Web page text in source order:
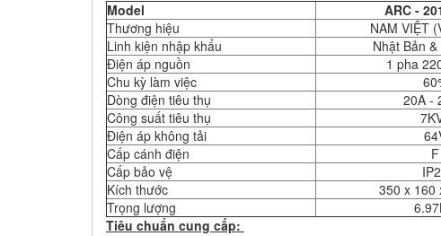
Model
ARC -
Thương hiệu
NAM VIỆT
Linh kiện nhập khẩu
Nhật Bản
Điện áp nguồn
1 pha
Chu kỳ làm việc
Dòng điện tiêu thụ
20A -
Công suất tiêu thụ
Điện áp không tải
Cấp cánh điện
F
Cấp bảo vệ
Kích thước
350 x 160
Trọng lượng
Tiêu chuẩn cung cấp: